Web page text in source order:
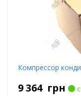
Компрессор
9 364 грн